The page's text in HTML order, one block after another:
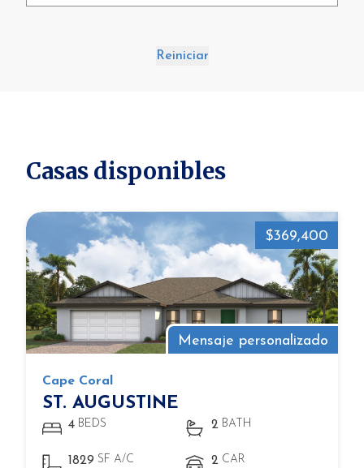
Reiniciar
Casas disponibles
Mensaje personalizado
$369,400
Cape Coral
ST. AUGUSTINE
4 BEDS 2 BATH
1829 SF A/C 2 CAR